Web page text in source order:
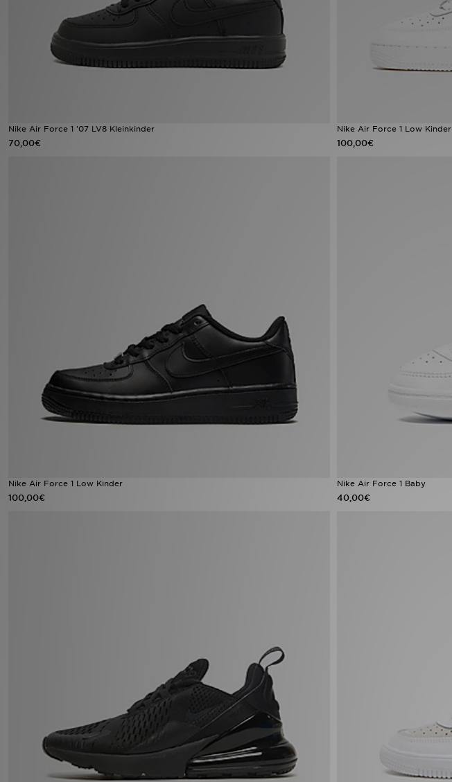
Nike Air Force 1 '07 LV8 Kleinkinder
70,00€
Nike Air Force 1 Low Kinder
100,00€
Nike Air Force 1 Low Kinder
100,00€
Nike Air Force 1 Baby
40,00€
Lade Die APP
Filialfinder